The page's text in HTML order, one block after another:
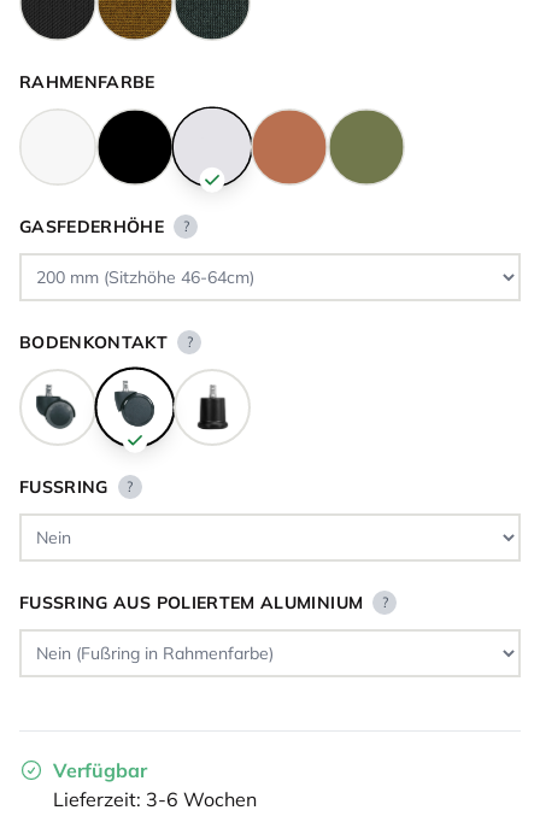
RAHMENFARBE
GASFEDERHÖHE ?
BODENKONTAKT ?
FUSSRING ?
FUSSRING AUS POLIERTEM ALUMINIUM ?
Verfügbar
Lieferzeit: 3-6 Wochen